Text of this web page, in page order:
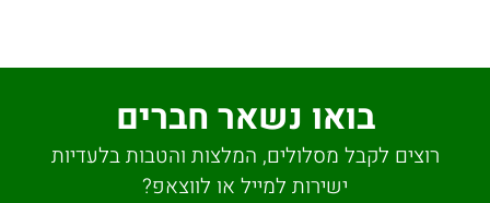
בואו נשאר חברים
רוצים לקבל מסלולים, המלצות והטבות בלעדיות
ישירות למייל או לווצאפ?